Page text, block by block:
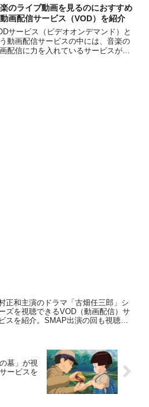
スを紹介します。VODサービス（ビ
オンデマンドサービ...
のライブ動画を見るのにおすすめ
画配信サービス（VOD）を紹介
サービス（ビデオオンデマンド）と
動画配信サービスの中には、音楽の
配信に力を入れているサービスが幾
正和主演のドラマ「古畑任三郎」シ
ズを視聴できるVOD（動画配信）サ
スを紹介。SMAP出演の回も視聴で
墓」が視
ービスを